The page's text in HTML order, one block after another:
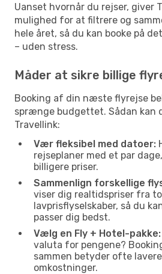
Uanset hvornår du rejser, giver
mulighed for at filtrere og
hele året, så du kan booke på
– uden stress.
Måder at sikre billige
Booking af din næste flyrejse
sprænge budgettet. Sådan kan
Travellink:
Vær fleksibel med datoer:
rejseplaner med et par
billigere priser.
Sammenlign forskellige
viser dig realtidspriser fra
lavprisflyselskaber, så du
passer dig bedst.
Vælg en Fly + Hotel-pakke:
valuta for pengene?
sammen betyder ofte
omkostninger.